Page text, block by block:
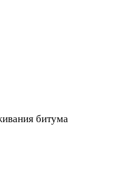
битума